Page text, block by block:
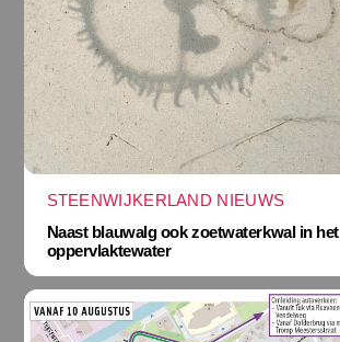
STEENWIJKERLAND NIEUWS
Naast blauwalg ook zoetwaterkwal in het
oppervlaktewater